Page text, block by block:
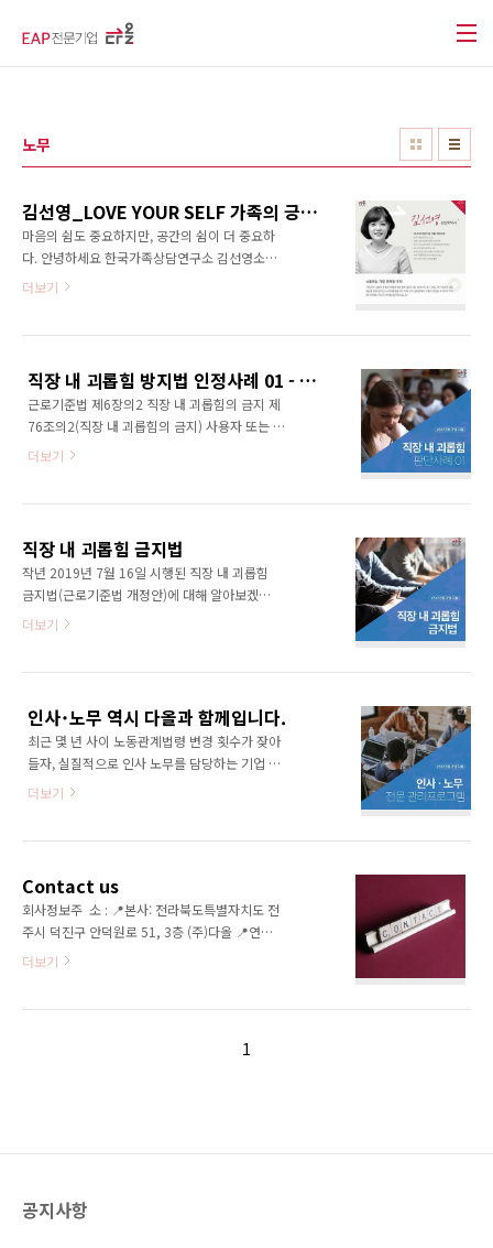
노무
김선영_LOVE YOUR SELF 가족의 긍정적 변화의 시작
마음의 쉼도 중요하지만, 공간의 쉼이 더 중요하
다. 안녕하세요 한국가족상담연구소 김선영소장
입니다. EAP전문기업 다올과 함께 많은 분들과
을 경험하게 됩니다. 다양한 직업, 복잡한 인간관
계 속에서 이 변화의 속도에 적응하지 못하는 사
람은 큰 스트레스와 소외감을 느끼기도 하며 오
늘날 지속적으로 늘어나는 1인 가구의 비중은 단
다. 부모에게 거부당하거나 충분한 사랑을 받지
을 때 쉽게 상처받고 좌절합니다. 또한 자기애가
손상되고 자존감이 ..
더보기
직장 내 괴롭힘 방지법 인정사례 01 - 육아휴직이 잘못인가요?
근로기준법 제6장의2 직장 내 괴롭힘의 금지 제
76조의2(직장 내 괴롭힘의 금지) 사용자 또는 근
로자는 직장에서의 지위 또는 관계 등의 우위를
육아휴직 후 복직한 A 직원에게 전에 담당하던
업무(창구 수신업무)가 아닌 창구 안내 및 총무
보조업무를 주고, A직원을 퇴출시키기 위한 따돌
림을 지시한 사례가 있었습니다. 한 회사임원은
A직원을 내쫓기 위하여 따돌림을 할 것을 지시하
고 창구에 앉지 못하게 할 것을 지시한 사건이 있
었습니..
더보기
직장 내 괴롭힘 금지법
작년 2019년​ 7월 16일 시행된 직장 내 괴롭힘
금지법(근로기준법 개정안)에 대해 알아보겠습
니다. ​근로기준법 제6장의2 직장내 괴롭힘의 금
는 행위 등을 금지하는 내용을 골자로 합니다. 개
정 법이 시행되는 2019년 7월 16일부터는 직장
내 괴롭힘에 관한 취업규칙이 규정이 반영되지
않았을 경우 500만원 이하의 과태료에 처해집니
이 업무 능력이나 성과를 인정하지 않거나 조롱
대우 등에서 차별함 정당한 이유 없..
더보기
인사˙노무 역시 다올과 함께입니다.
최근 몇 년 사이 노동관계법령 변경 횟수가 잦아
들자, 실질적으로 인사 노무를 담당하는 기업 내
인사 노무 담당자조차도 변경된 노동법에 대해
있습니다. 인사노무는 사용자와 노동간 현장이
슈를 예방하는 차원에서 정확히 알 필요성이 있
습니다. 인사노무는 채용 및 근로계약, 임금 및
수당, 근로시간, 휴일/휴가, 취업규칙, 해고, 퇴
후까지 분야를 다룹니다. 최신 개정된 노동관계
가 발생하기 이전에 미리 위험요소를 발견하여
더보기
Contact us
회사정보주 소 : 📍본사: 전라북도특별자치도 전
주시 덕진구 안덕원로 51, 3층 (주)다올 📍연구
소: 서울특별시 영등포구 국회대로66길 17 성우
더보기
1
공지사항